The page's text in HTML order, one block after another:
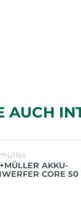
AUCH
AKKU-
CORE 50